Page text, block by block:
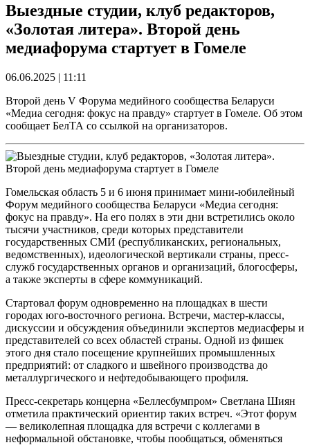
Выездные студии, клуб редакторов,
«Золотая литера». Второй день
медиафорума стартует в Гомеле
06.06.2025 | 11:11
Второй день V Форума медийного сообщества Беларуси
«Медиа сегодня: фокус на правду» стартует в Гомеле. Об этом
сообщает БелТА со ссылкой на организаторов.
Гомельская область 5 и 6 июня принимает мини-юбилейный
Форум медийного сообщества Беларуси «Медиа сегодня:
фокус на правду». На его полях в эти дни встретились около
тысячи участников, среди которых представители
государственных СМИ (республиканских, региональных,
ведомственных), идеологической вертикали страны, пресс-
служб государственных органов и организаций, блогосферы,
а также эксперты в сфере коммуникаций.
Стартовал форум одновременно на площадках в шести
городах юго-восточного региона. Встречи, мастер-классы,
дискуссии и обсуждения объединили экспертов медиасферы и
представителей со всех областей страны. Одной из фишек
этого дня стало посещение крупнейших промышленных
предприятий: от сладкого и швейного производства до
металлургического и нефтедобывающего профиля.
Пресс-секретарь концерна «Беллесбумпром» Светлана Шиян
отметила практический ориентир таких встреч. «Этот форум
— великолепная площадка для встречи с коллегами в
неформальной обстановке, чтобы пообщаться, обменяться